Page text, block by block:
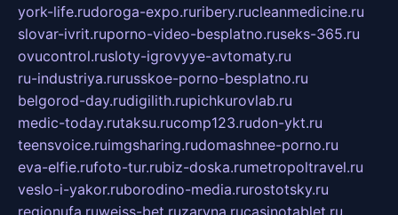
york-life.rudoroga-expo.ruribery.rucleanmedicine.ru
slovar-ivrit.ruporno-video-besplatno.ruseks-365.ru
ovucontrol.rusloty-igrovyye-avtomaty.ru
ru-industriya.rurusskoe-porno-besplatno.ru
belgorod-day.rudigilith.rupichkurovlab.ru
medic-today.rutaksu.rucomp123.rudon-ykt.ru
teensvoice.ruimgsharing.rudomashnee-porno.ru
eva-elfie.rufoto-tur.rubiz-doska.rumetropoltravel.ru
veslo-i-yakor.ruborodino-media.rurostotsky.ru